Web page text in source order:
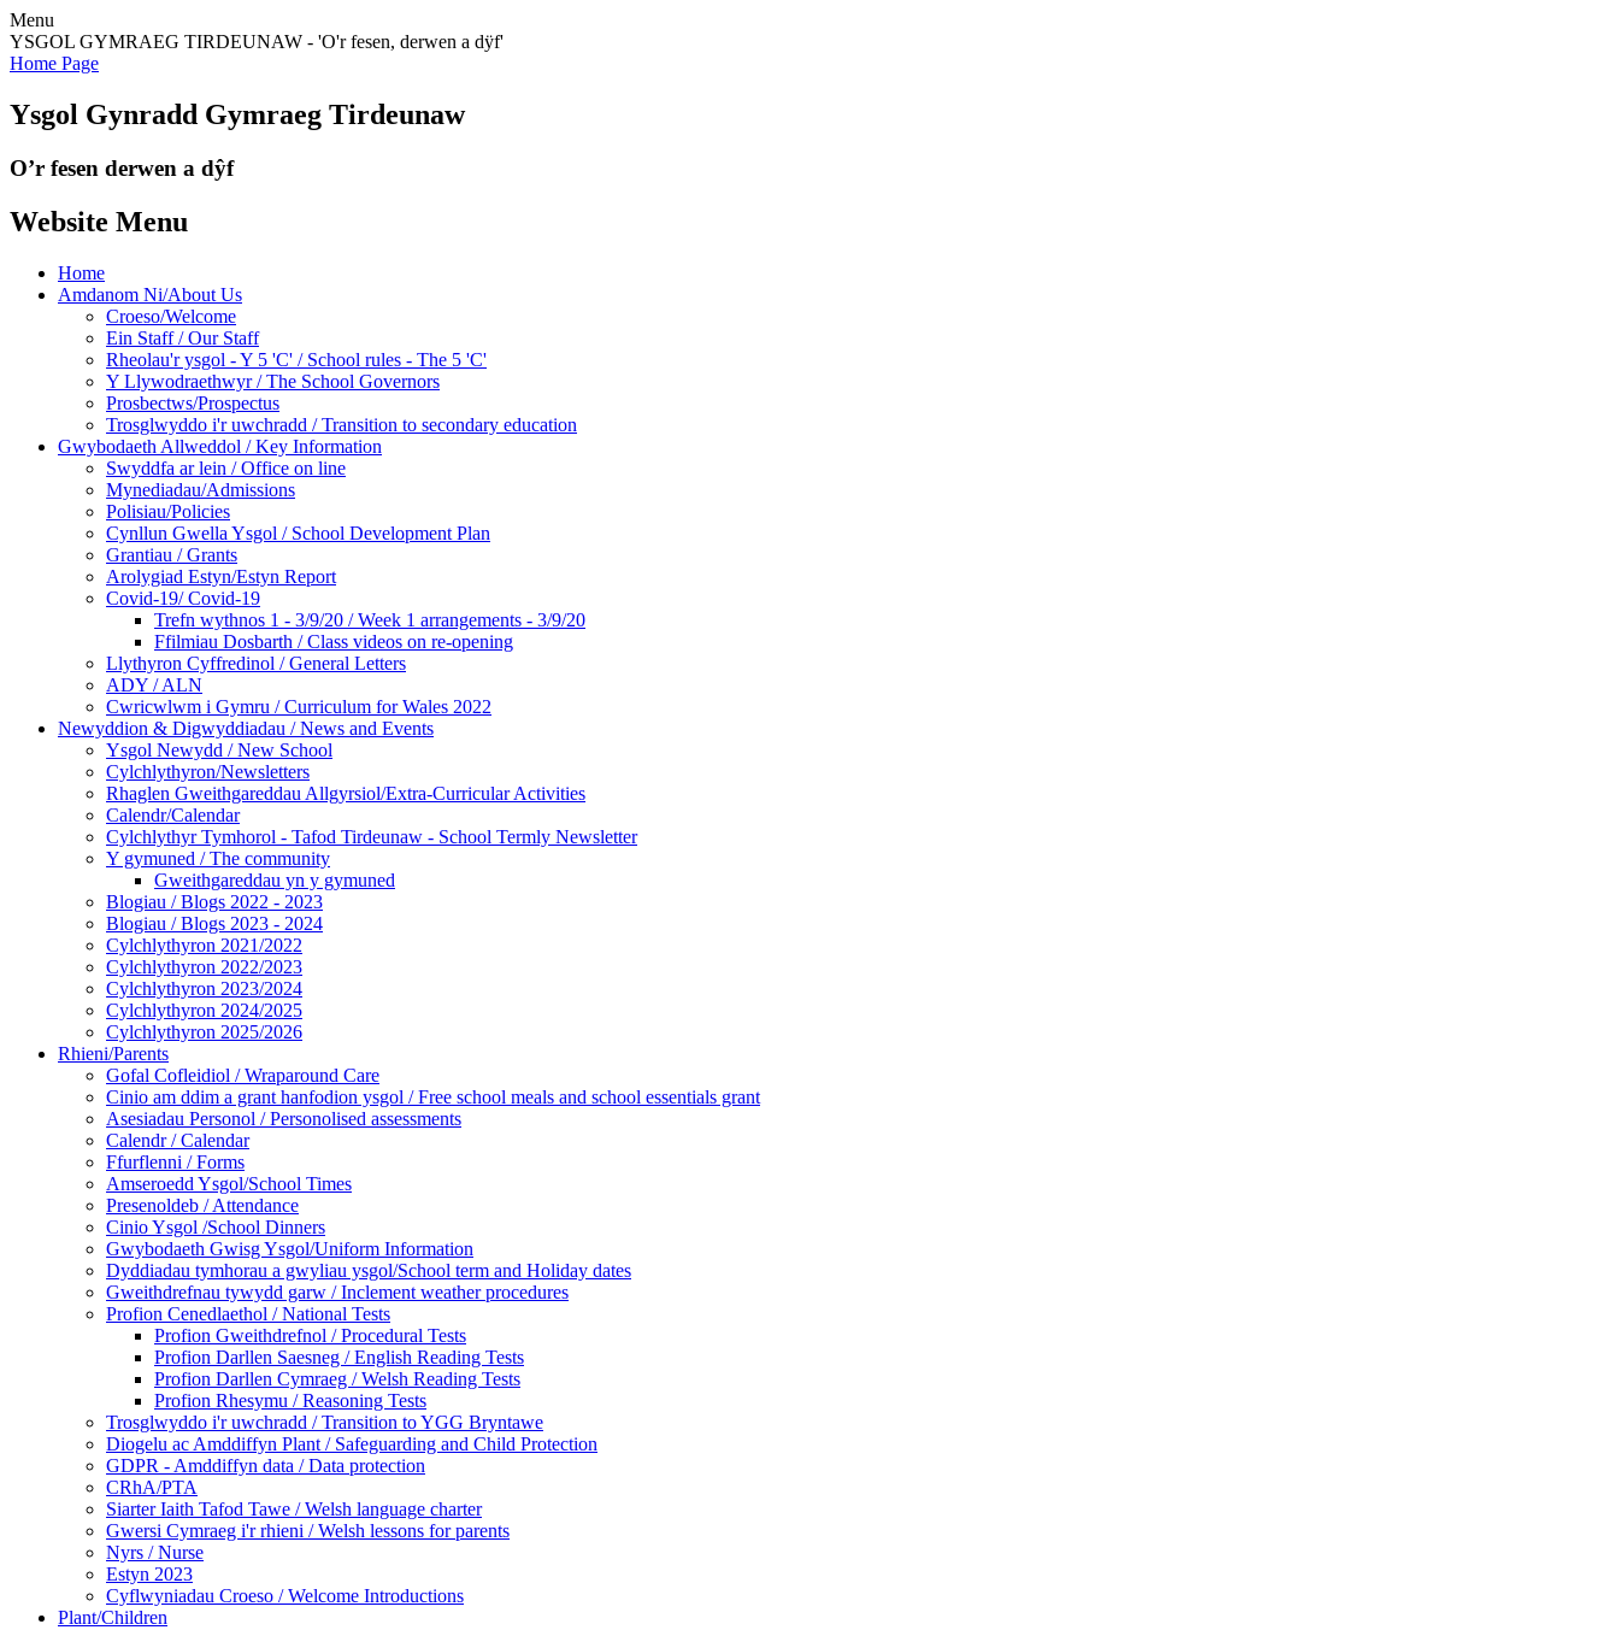
Menu
YSGOL GYMRAEG TIRDEUNAW - 'O'r fesen, derwen a dÿf'
Home Page
Ysgol Gynradd Gymraeg Tirdeunaw
O’r fesen derwen a dŷf
Website Menu
Home
Amdanom Ni/About Us
Croeso/Welcome
Ein Staff / Our Staff
Rheolau'r ysgol - Y 5 'C' / School rules - The 5 'C'
Y Llywodraethwyr / The School Governors
Prosbectws/Prospectus
Trosglwyddo i'r uwchradd / Transition to secondary education
Gwybodaeth Allweddol / Key Information
Swyddfa ar lein / Office on line
Mynediadau/Admissions
Polisiau/Policies
Cynllun Gwella Ysgol / School Development Plan
Grantiau / Grants
Arolygiad Estyn/Estyn Report
Covid-19/ Covid-19
Trefn wythnos 1 - 3/9/20 / Week 1 arrangements - 3/9/20
Ffilmiau Dosbarth / Class videos on re-opening
Llythyron Cyffredinol / General Letters
ADY / ALN
Cwricwlwm i Gymru / Curriculum for Wales 2022
Newyddion & Digwyddiadau / News and Events
Ysgol Newydd / New School
Cylchlythyron/Newsletters
Rhaglen Gweithgareddau Allgyrsiol/Extra-Curricular Activities
Calendr/Calendar
Cylchlythyr Tymhorol - Tafod Tirdeunaw - School Termly Newsletter
Y gymuned / The community
Gweithgareddau yn y gymuned
Blogiau / Blogs 2022 - 2023
Blogiau / Blogs 2023 - 2024
Cylchlythyron 2021/2022
Cylchlythyron 2022/2023
Cylchlythyron 2023/2024
Cylchlythyron 2024/2025
Cylchlythyron 2025/2026
Rhieni/Parents
Gofal Cofleidiol / Wraparound Care
Cinio am ddim a grant hanfodion ysgol / Free school meals and school essentials grant
Asesiadau Personol / Personolised assessments
Calendr / Calendar
Ffurflenni / Forms
Amseroedd Ysgol/School Times
Presenoldeb / Attendance
Cinio Ysgol /School Dinners
Gwybodaeth Gwisg Ysgol/Uniform Information
Dyddiadau tymhorau a gwyliau ysgol/School term and Holiday dates
Gweithdrefnau tywydd garw / Inclement weather procedures
Profion Cenedlaethol / National Tests
Profion Gweithdrefnol / Procedural Tests
Profion Darllen Saesneg / English Reading Tests
Profion Darllen Cymraeg / Welsh Reading Tests
Profion Rhesymu / Reasoning Tests
Trosglwyddo i'r uwchradd / Transition to YGG Bryntawe
Diogelu ac Amddiffyn Plant / Safeguarding and Child Protection
GDPR - Amddiffyn data / Data protection
CRhA/PTA
Siarter Iaith Tafod Tawe / Welsh language charter
Gwersi Cymraeg i'r rhieni / Welsh lessons for parents
Nyrs / Nurse
Estyn 2023
Cyflwyniadau Croeso / Welcome Introductions
Plant/Children